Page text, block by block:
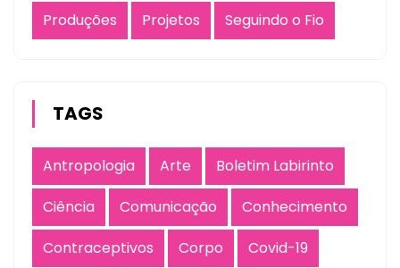
Produções
Projetos Seguindo o Fio
TAGS
Antropologia Arte
Boletim Labirinto
Ciência
Comunicação
Conhecimento
Contraceptivos
Corpo
Covid-19